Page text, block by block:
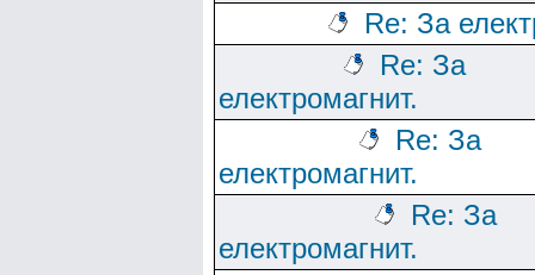
Re: За
Re: За
електромагнит.
Re: За
електромагнит.
Re: За
електромагнит.